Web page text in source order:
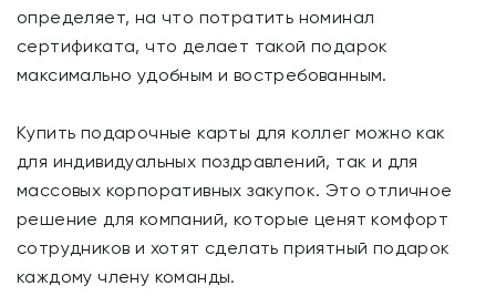
определяет, на что потратить номинал
сертификата, что делает такой подарок
максимально удобным и востребованным.
Купить подарочные карты для коллег можно как
для индивидуальных поздравлений, так и для
массовых корпоративных закупок. Это отличное
решение для компаний, которые ценят комфорт
сотрудников и хотят сделать приятный подарок
каждому члену команды.